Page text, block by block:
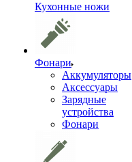
Кухонные ножи
Фонари
Аккумуляторы
Аксессуары
Зарядные
устройства
Фонари